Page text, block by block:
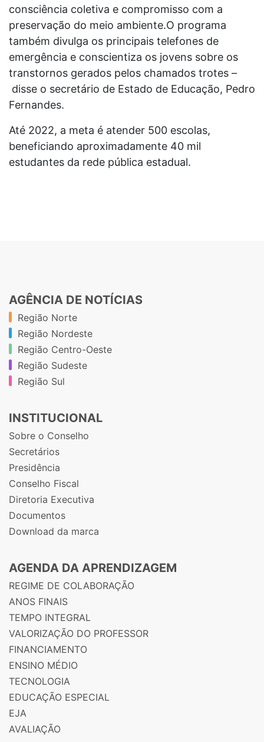
consciência coletiva e compromisso com a
preservação do meio ambiente.O programa
também divulga os principais telefones de
emergência e conscientiza os jovens sobre os
transtornos gerados pelos chamados trotes –
disse o secretário de Estado de Educação, Pedro
Fernandes.
Até 2022, a meta é atender 500 escolas,
beneficiando aproximadamente 40 mil
estudantes da rede pública estadual.
AGÊNCIA DE NOTÍCIAS
Região Norte
Região Nordeste
Região Centro-Oeste
Região Sudeste
Região Sul
INSTITUCIONAL
Sobre o Conselho
Secretários
Presidência
Conselho Fiscal
Diretoria Executiva
Documentos
Download da marca
AGENDA DA APRENDIZAGEM
REGIME DE COLABORAÇÃO
ANOS FINAIS
TEMPO INTEGRAL
VALORIZAÇÃO DO PROFESSOR
FINANCIAMENTO
ENSINO MÉDIO
TECNOLOGIA
EDUCAÇÃO ESPECIAL
EJA
AVALIAÇÃO